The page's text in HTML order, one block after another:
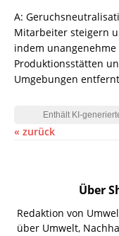
A:
Mitarbeiter steigern
indem unangenehme
Produktionsstätten
Umgebungen
« zurück
Über
Redaktion von
über Umwelt,